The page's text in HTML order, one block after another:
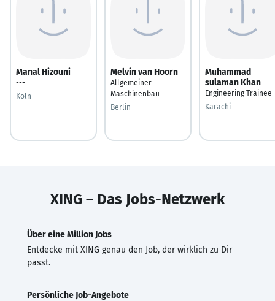
Manal Hizouni
---
Köln
Melvin van Hoorn
Allgemeiner
Maschinenbau
Berlin
Muhammad
sulaman Khan
Engineering Trainee
Karachi
XING – Das Jobs-Netzwerk
Über eine Million Jobs
Entdecke mit XING genau den Job, der wirklich zu Dir
passt.
Persönliche Job-Angebote